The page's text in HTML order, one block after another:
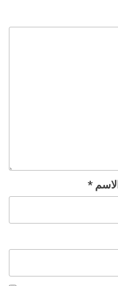
الاسم *